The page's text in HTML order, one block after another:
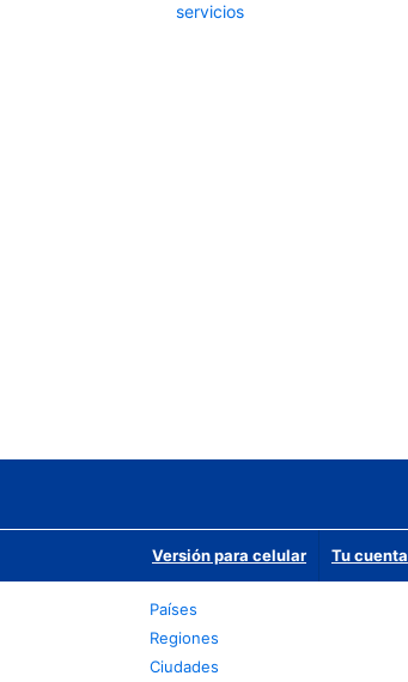
servicios
Versión para celular Tu cuenta
Países
Regiones
Ciudades